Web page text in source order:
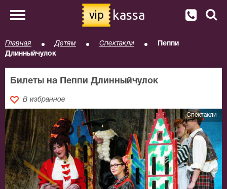
vip kassa
Главная Детям Спектакли
Пеппи
Длинныйчулок
Билеты на Пеппи Длинныйчулок
В избранное
Спектакли